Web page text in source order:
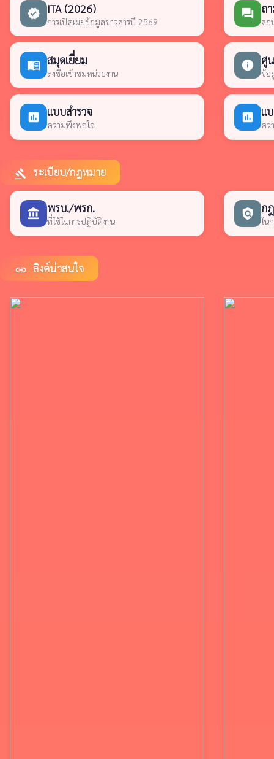
verified ITA (2026)
การเปิดเผยข้อมูลข่าวสารปี 2569
forum ถ
สอ
menu_book สมุดเยี่ยม
ลงชื่อเข้าชมหน่วยงาน
info ศู
ข้อ
poll แบบสำรวจ
ความพึงพอใจ
poll แ
คว
gavel ระเบียบ/กฎหมาย
account_balance พรบ./พรก.
ที่ใช้ในการปฏิบัติงาน
policy ก
ใน
link ลิงค์น่าสนใจ